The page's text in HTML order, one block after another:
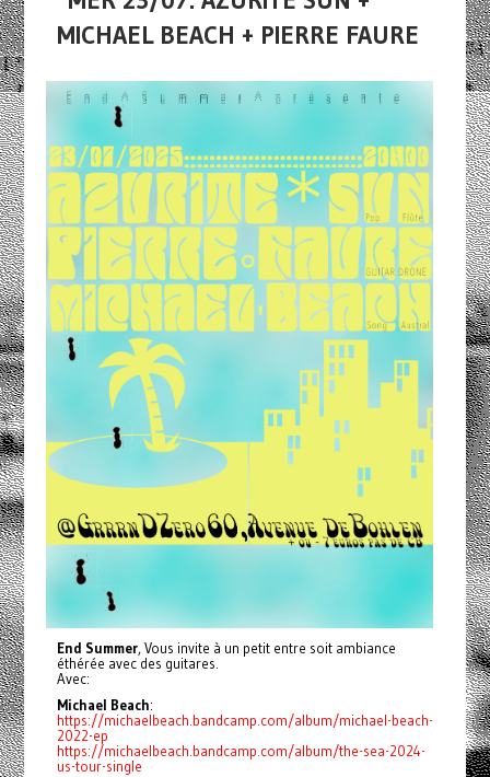
MICHAEL BEACH + PIERRE FAURE
End Summer, Vous invite à un petit entre soit ambiance
éthérée avec des guitares.
Avec:
Michael Beach:
https://michaelbeach.bandcamp.com/album/michael-beach-
2022-ep
https://michaelbeach.bandcamp.com/album/the-sea-2024-
us-tour-single